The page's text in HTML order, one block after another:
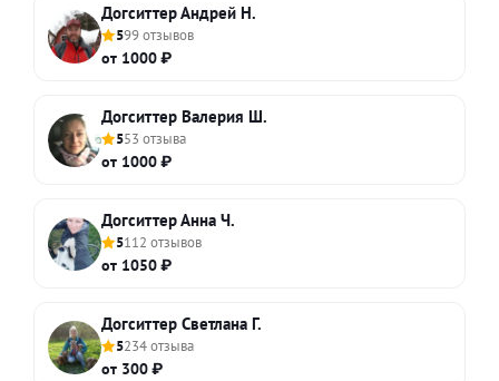
Догситтер Андрей Н.
599 отзывов
от 1000 ₽
Догситтер Валерия Ш.
553 отзыва
от 1000 ₽
Догситтер Анна Ч.
5112 отзывов
от 1050 ₽
Догситтер Светлана Г.
5234 отзыва
от 300 ₽